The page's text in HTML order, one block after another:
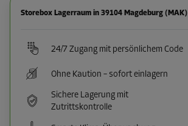
Storebox Lagerraum in 39104 Magdeburg (MAK)
24/7 Zugang mit persönlichem Code
Ohne Kaution – sofort einlagern
Sichere Lagerung mit
Zutrittskontrolle